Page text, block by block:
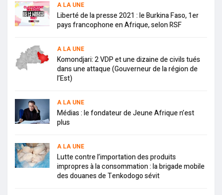
A LA UNE
Liberté de la presse 2021 : le Burkina Faso, 1er
pays francophone en Afrique, selon RSF
A LA UNE
Komondjari: 2 VDP et une dizaine de civils tués
dans une attaque (Gouverneur de la région de
l’Est)
A LA UNE
Médias : le fondateur de Jeune Afrique n’est
plus
A LA UNE
Lutte contre l’importation des produits
impropres à la consommation : la brigade mobile
des douanes de Tenkodogo sévit